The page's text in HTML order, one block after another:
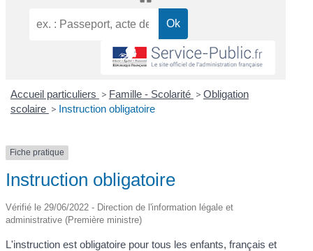
Accueil particuliers > Famille - Scolarité > Obligation
scolaire > Instruction obligatoire
Fiche pratique
Instruction obligatoire
Vérifié le 29/06/2022 - Direction de l'information légale et
administrative (Première ministre)
L'instruction est obligatoire pour tous les enfants, français et